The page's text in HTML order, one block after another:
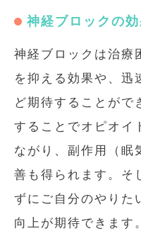
神経ブロックの
神経ブロックは治療
を抑える効果や、迅
ど期待することがで
することでオピオイ
ながり、副作用（眠
善も得られます。そ
ずにご自分のやりた
向上が期待できます。